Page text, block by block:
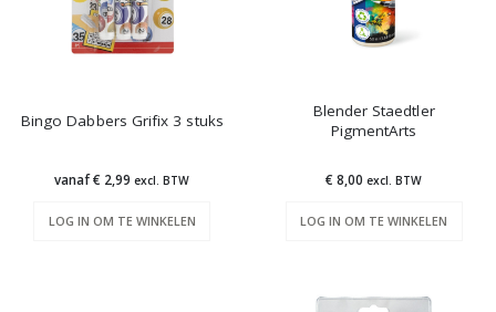
Bingo Dabbers Grifix 3 stuks
vanaf € 2,99excl. BTW
LOG IN OM TE WINKELEN
Blender Staedtler
PigmentArts
€ 8,00excl. BTW
LOG IN OM TE WINKELEN